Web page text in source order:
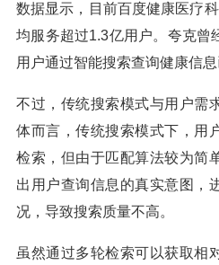
数据显示，目前百度健康医疗
均服务超过1.3亿用户。夸克曾
用户通过智能搜索查询健康信息
不过，传统搜索模式与用户需
体而言，传统搜索模式下，用
检索，但由于匹配算法较为简
出用户查询信息的真实意图，
况，导致搜索质量不高。
虽然通过多轮检索可以获取相